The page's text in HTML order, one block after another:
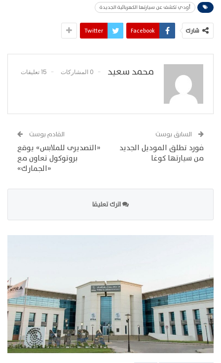
أودي تكشف عن سيارتها الكهربائية الجديدة
شارك Facebook
Twitter
محمد سعيد 0 المشاركات 15 تعليقات
السابق بوست
فورد تطلق الموديل الجديد
من سيارتها كوغا
القادم بوست
«التصديرى للملابس» يوقع
بروتوكول تعاون مع
«الجمارك»
اترك تعليقا